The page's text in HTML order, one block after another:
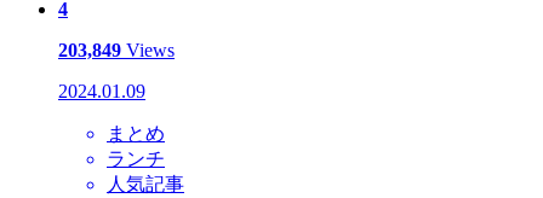
4
203,849 Views
2024.01.09
まとめ
ランチ
人気記事